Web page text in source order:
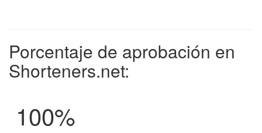
Porcentaje de aprobación en
Shorteners.net:
100%